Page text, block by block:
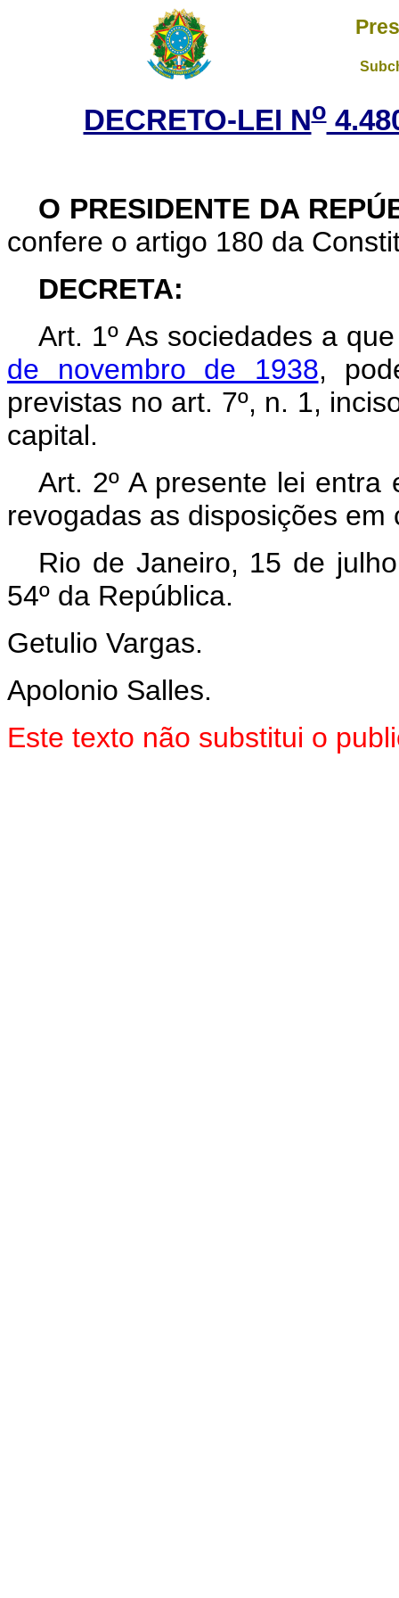
DECRETO-LEI No
O PRESIDENTE DA
confere o artigo 180 da
DECRETA:
Art. 1º As sociedades a
de novembro de 1938,
previstas no art. 7º, n. 1,
capital.
Art. 2º A presente lei
revogadas as disposições em
Rio de Janeiro, 15 de
54º da República.
Getulio Vargas.
Apolonio Salles.
Este texto não substitui o